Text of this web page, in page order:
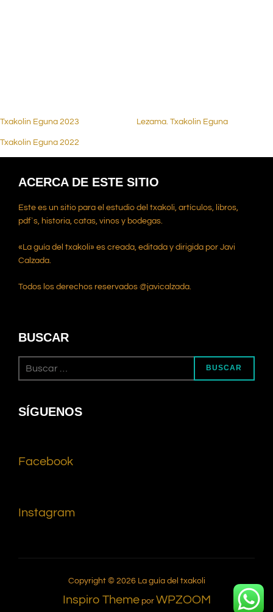
Txakolin Eguna 2023 Lezama. Txakolin Eguna
Txakolin Eguna 2022
ACERCA DE ESTE SITIO
Este es un sitio para el estudio del txakoli, artículos, libros,
pdf`s, historia, catas, vinos y bodegas.
«La guía del txakoli» es creada, editada y dirigida por Javi
Calzada.
Todos los derechos reservados @javicalzada.
BUSCAR
BUSCAR
SÍGUENOS
Facebook
Instagram
Copyright © 2026 La guía del txakoli
Inspiro Themepor WPZOOM